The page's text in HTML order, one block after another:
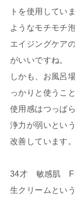
トを使用してい
ようなモチモチ
エイジングケア
がいいですね。
しかも、お風呂
っかりと使うこ
使用感はつっぱ
浄力が弱いとい
改善しています。
34才 敏感肌
生クリームとい